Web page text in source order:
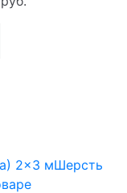
2x3 мШерсть